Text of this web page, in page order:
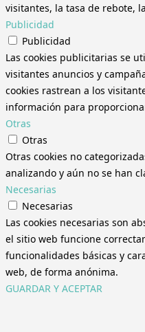
visitantes, la tasa de rebote,
Publicidad
Publicidad
Las cookies publicitarias se
visitantes anuncios y
cookies rastrean a los
información para
Otras
Otras
Otras cookies no
analizando y aún no se han
Necesarias
Necesarias
Las cookies necesarias son
el sitio web funcione
funcionalidades básicas y
web, de forma anónima.
GUARDAR Y ACEPTAR